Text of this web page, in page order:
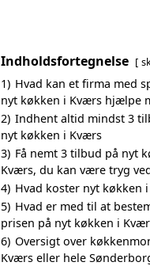
Indholdsfortegnelse
1) Hvad kan et firma med
nyt køkken i Kværs hjælpe
2) Indhent altid mindst 3
nyt køkken i Kværs
3) Få nemt 3 tilbud på nyt
Kværs, du kan være tryg
4) Hvad koster nyt køkken
5) Hvad er med til at
prisen på nyt køkken i
6) Oversigt over
Kværs eller hele